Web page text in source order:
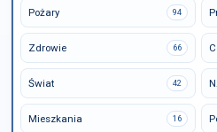
Pożary 94
Zdrowie 66
Świat 42
Mieszkania 16